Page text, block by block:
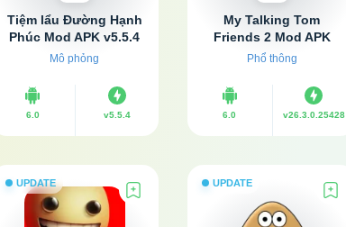
Tiệm lẩu Đường Hạnh
Phúc Mod APK v5.5.4
(Vô hạn tiền)
Mô phỏng
6.0 v5.5.4
My Talking Tom
Friends 2 Mod APK
v26.3.0.25428 (Vô hạn
Phổ thông
6.0 v26.3.0.25428
UPDATE UPDATE